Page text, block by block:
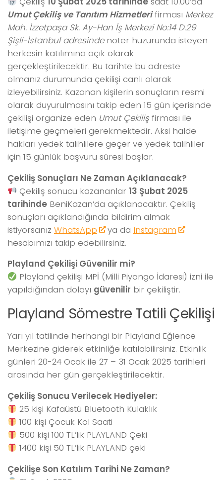
Umut Çekiliş ve Tanıtım Hizmetlerifirması Merkez
Mah. İzzetpaşa Sk. Ay-Han İş Merkezi No:14 D.29
Şişli-İstanbul adresindenoter huzurunda isteyen
herkesin katılımına açık olarak
gerçekleştirilecektir. Bu tarihte bu adreste
olmanız durumunda çekilişi canlı olarak
izleyebilirsiniz. Kazanan kişilerin sonuçların resmi
olarak duyurulmasını takip eden 15 gün içerisinde
çekilişi organize eden Umut Çekilişfirması ile
iletişime geçmeleri gerekmektedir. Aksi halde
hakları yedek talihlilere geçer ve yedek talihliler
için 15 günlük başvuru süresi başlar.
Çekiliş Sonuçları Ne Zaman Açıklanacak?
Çekiliş sonucu kazananlar13 Şubat 2025
tarihinde BeniKazan’da açıklanacaktır. Çekiliş
sonuçları açıklandığında bildirim almak
istiyorsanız WhatsApp ya da Instagram
hesabımızı takip edebilirsiniz.
Playland Çekilişi Güvenilir mi?
Playland çekilişi MPİ (Milli Piyango İdaresi) izni ile
yapıldığından dolayı güvenilir bir çekiliştir.
Playland Sömestre Tatili Çekilişi
Yarı yıl tatilinde herhangi bir Playland Eğlence
Merkezine giderek etkinliğe katılabilirsiniz. Etkinlik
günleri 20-24 Ocak ile 27 – 31 Ocak 2025 tarihleri
arasında her gün gerçekleştirilecektir.
Çekiliş Sonucu Verilecek Hediyeler:
25 kişi Kafaüstü Bluetooth Kulaklık
100 kişi Çocuk Kol Saati
500 kişi 100 TL’lik PLAYLAND Çeki
1400 kişi 50 TL’lik PLAYLAND çeki
Çekilişe Son Katılım Tarihi Ne Zaman?